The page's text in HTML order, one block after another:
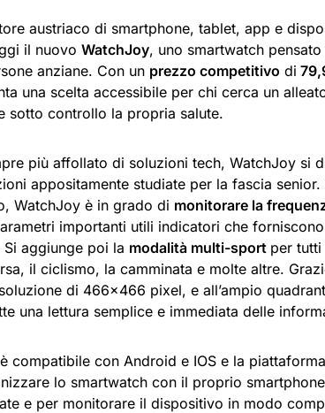
austriaco di smartphone, tablet, app e
il nuovo WatchJoy, uno smartwatch
anziane. Con un prezzo competitivo di
una scelta accessibile per chi cerca un
sotto controllo la propria salute.
più affollato di soluzioni tech, WatchJoy si
appositamente studiate per la fascia
WatchJoy è in grado di monitorare la
importanti utili indicatori che
Si aggiunge poi la modalità multi-sport per tutti
il ciclismo, la camminata e molte altre.
di 466×466 pixel, e all’ampio
una lettura semplice e immediata delle
compatibile con Android e IOS e la piattaforma
lo smartwatch con il proprio
e per monitorare il dispositivo in modo